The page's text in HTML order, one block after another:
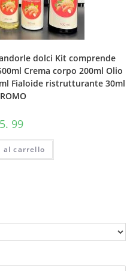
dolci Kit comprende
Crema corpo 200ml Olio
Fialoide ristrutturante 30ml
99
al carrello